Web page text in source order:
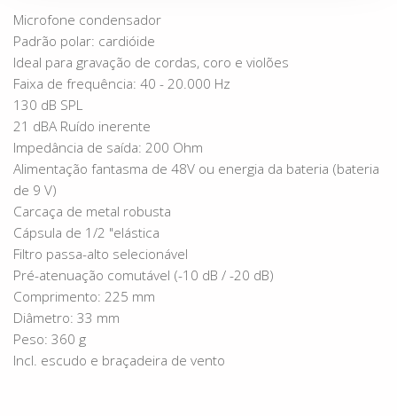
Microfone condensador
Padrão polar: cardióide
Ideal para gravação de cordas, coro e violões
Faixa de frequência: 40 - 20.000 Hz
130 dB SPL
21 dBA Ruído inerente
Impedância de saída: 200 Ohm
Alimentação fantasma de 48V ou energia da bateria (bateria
de 9 V)
Carcaça de metal robusta
Cápsula de 1/2 "elástica
Filtro passa-alto selecionável
Pré-atenuação comutável (-10 dB / -20 dB)
Comprimento: 225 mm
Diâmetro: 33 mm
Peso: 360 g
Incl. escudo e braçadeira de vento